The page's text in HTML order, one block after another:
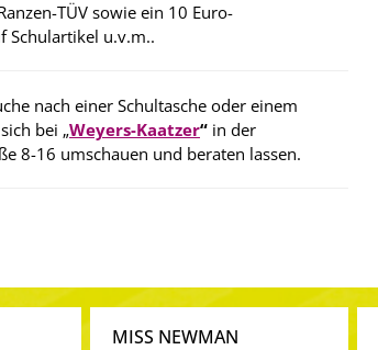
TÜV sowie ein 10 Euro-
Schulartikel u.v.m..
nach einer Schultasche oder einem
bei „Weyers-Kaatzer“ in der
8-16 umschauen und beraten lassen.
MISS NEWMAN